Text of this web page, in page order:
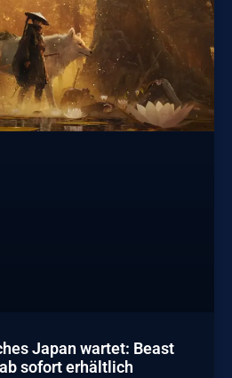
Japan wartet: Beast
sofort erhältlich